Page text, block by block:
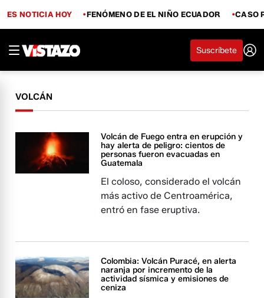
ES NOTICIA HOY FENÓMENO DE EL NIÑO ECUADOR CASO
Suscríbete
VOLCÁN
Volcán de Fuego entra en erupción y
hay alerta de peligro: cientos de
personas fueron evacuadas en
Guatemala
El coloso, considerado el volcán
más activo de Centroamérica,
entró en fase eruptiva.
Colombia: Volcán Puracé, en alerta
naranja por incremento de la
actividad sísmica y emisiones de
ceniza